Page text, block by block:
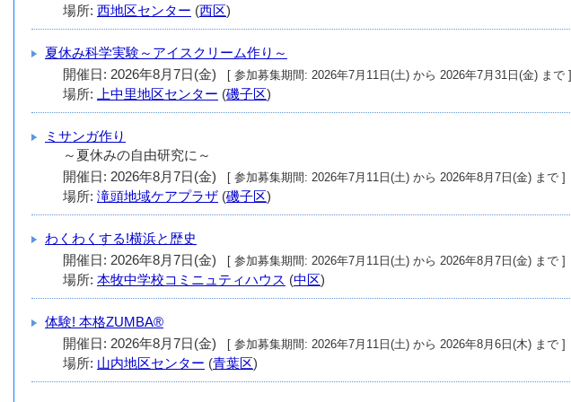
場所: 西地区センター (西区)
夏休み科学実験～アイスクリーム作り～
開催日: 2026年8月7日(金)
[ 参加募集期間: 2026年7月11日(土) から 2026年7月31日(金) まで ]
場所: 上中里地区センター (磯子区)
ミサンガ作り
～夏休みの自由研究に～
開催日: 2026年8月7日(金)
[ 参加募集期間: 2026年7月11日(土) から 2026年8月7日(金) まで ]
場所: 滝頭地域ケアプラザ (磯子区)
わくわくする!横浜と歴史
開催日: 2026年8月7日(金)
[ 参加募集期間: 2026年7月11日(土) から 2026年8月7日(金) まで ]
場所: 本牧中学校コミニュティハウス (中区)
体験! 本格ZUMBA®
開催日: 2026年8月7日(金)
[ 参加募集期間: 2026年7月11日(土) から 2026年8月6日(木) まで ]
場所: 山内地区センター (青葉区)